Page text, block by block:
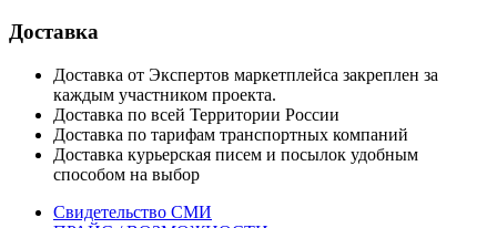
Доставка
Доставка от Экспертов маркетплейса закреплен за
каждым участником проекта.
Доставка по всей Территории России
Доставка по тарифам транспортных компаний
Доставка курьерская писем и посылок удобным
способом на выбор
Свидетельство СМИ